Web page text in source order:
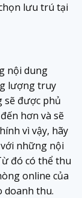
lưu trú tại
nội dung
lượng truy
sẽ được phủ
hơn và sẽ
vì vậy, hãy
những nội
đó có thể thu
online của
doanh thu.